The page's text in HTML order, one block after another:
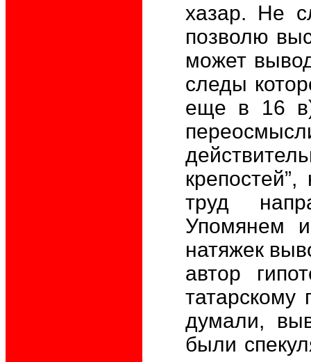
хазар. Не
позволю
может
следы
еще в 16
труд
Упомянем
натяжек
автор
татарскому
думали,
были